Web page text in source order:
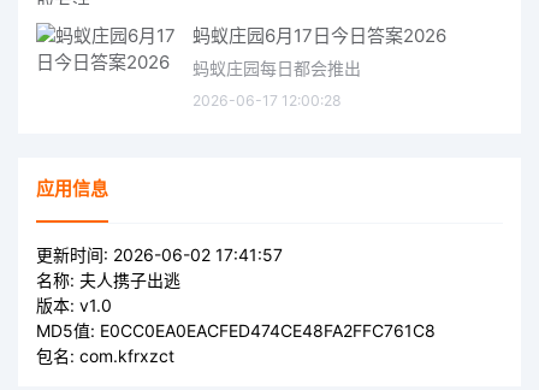
蚂蚁庄园6月17日今日答案2026
蚂蚁庄园每日都会推出
2026-06-17 12:00:28
应用信息
更新时间: 2026-06-02 17:41:57
名称: 夫人携子出逃
版本: v1.0
MD5值: E0CC0EA0EACFED474CE48FA2FFC761C8
包名: com.kfrxzct